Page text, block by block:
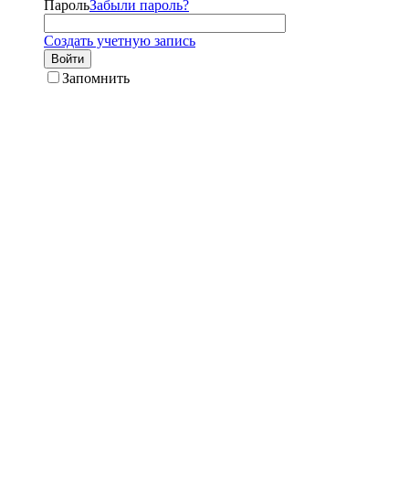
ПарольЗабыли пароль?
Создать учетную запись
Войти
Запомнить